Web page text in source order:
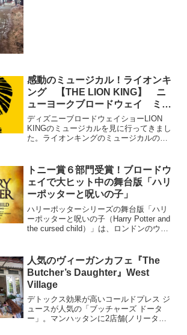
感動のミュージカル！ライオンキ
ング 【THE LION KING】 ニ
ューヨークブロードウェイ ミュ
ージカル
ディズニーブロードウェイショーLION
KINGのミュージカルを見に行ってきまし
た。ライオンキングのミュージカルのチ
取りにくいミュージカルです。ディズニ
ーが誇る名作なだ...
トニー賞６部門受賞！ブロードウ
ェイで大ヒット中の舞台版「ハリ
ーポッターと呪いの子」
ハリーポッターシリーズの舞台版「ハリ
ーポッターと呪いの子（Harry Potter and
the cursed child）」は、ロンドンのウェ
ただいま大ヒット中です...
人気のヴィーガンカフェ『The
Butcher’s Daughter』West
Village
デトックス効果が高いコールドプレス ジ
ュースが人気の「ブッチャーズ ドータ
ー」。マンハッタンに2店舗(ノリータと